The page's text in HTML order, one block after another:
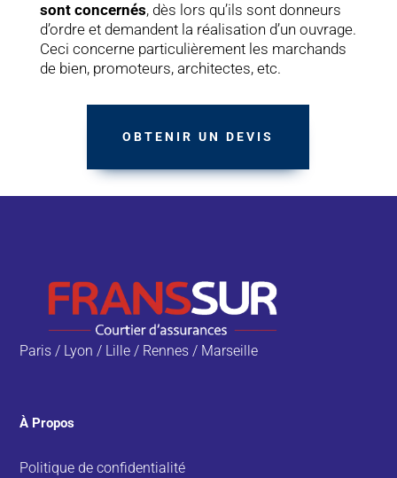
sont concernés, dès lors qu’ils sont donneurs
d’ordre et demandent la réalisation d’un ouvrage.
Ceci concerne particulièrement les marchands
de bien, promoteurs, architectes, etc.
OBTENIR UN DEVIS
Paris / Lyon / Lille / Rennes / Marseille
À Propos
Politique de confidentialité